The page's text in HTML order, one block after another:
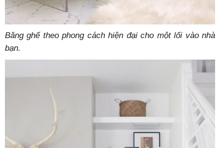
Băng ghế theo phong cách hiện đại cho một lối vào nhà
bạn.